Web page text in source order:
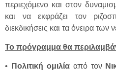
περιεχόμενο και στον
και να εκφράζει τον
διεκδικήσεις και τα όνειρα
Το πρόγραμμα θα
• Πολιτική ομιλίααπό τον